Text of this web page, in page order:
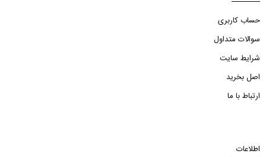
حساب کاربری
سوالات متداول
شرایط سایت
اصل بخرید
ارتباط با ما
اطلاعات